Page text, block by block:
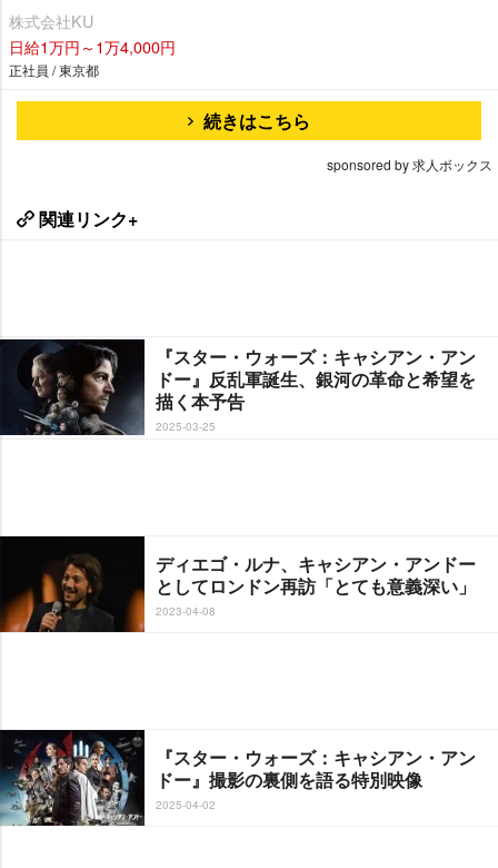
株式会社KU
日給1万円～1万4,000円
正社員 / 東京都
続きはこちら
sponsored by 求人ボックス
関連リンク+
『スター・ウォーズ：キャシアン・アン
ドー』反乱軍誕生、銀河の革命と希望を
描く本予告
2025-03-25
ディエゴ・ルナ、キャシアン・アンドー
としてロンドン再訪「とても意義深い」
2023-04-08
『スター・ウォーズ：キャシアン・アン
ドー』撮影の裏側を語る特別映像
2025-04-02